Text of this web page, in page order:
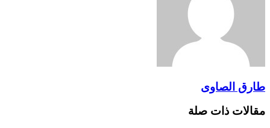
طارق الصاوى
مقالات ذات صلة